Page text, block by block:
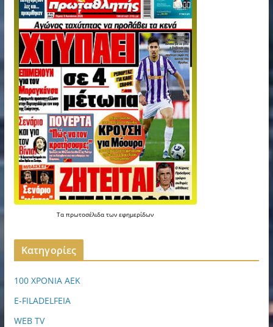
Ταπρωτοσέλιδατωνεφημερίδων
Kατηγορίες
100 ΧΡΟΝΙΑ ΑΕΚ
E-FILADELFEIA
WEB TV